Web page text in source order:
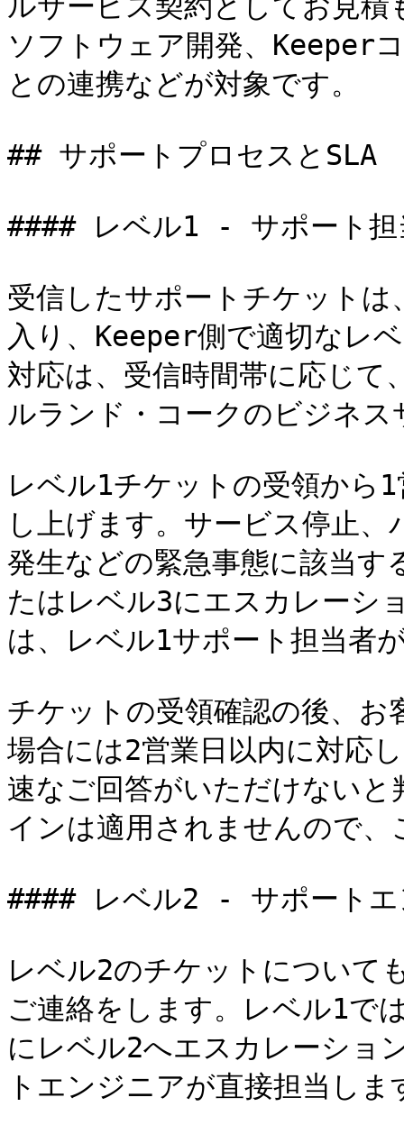
ソフトウェア開発、Keeper
との連携などが対象です。
## サポートプロセスとSLA
#### レベル1 - サポート担
受信したサポートチケット
入り、Keeper側で適切なレ
対応は、受信時間帯に応じ
ルランド・コークのビジネ
レベル1チケットの受領から
し上げます。サービス停止
発生などの緊急事態に該当
たはレベル3にエスカレーシ
は、レベル1サポート担当者
チケットの受領確認の後、
場合には2営業日以内に対応
速なご回答がいただけない
インは適用されませんので、
#### レベル2 - サポートエ
レベル2のチケットについて
ご連絡をします。レベル1で
にレベル2へエスカレーショ
トエンジニアが直接担当しま